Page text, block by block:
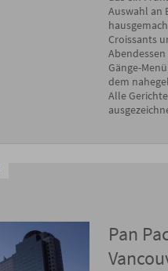
Auswahl an
Croissants
Gänge-
dem
Alle
Pan